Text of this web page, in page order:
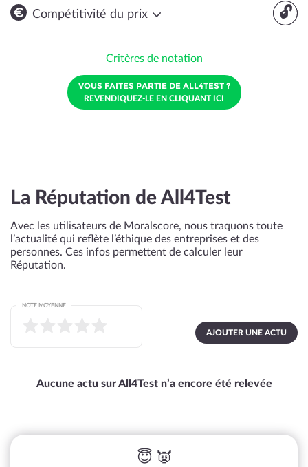
🔓
Compétitivité du prix
Critères de notation
VOUS FAITES PARTIE DE ALL4TEST ?
REVENDIQUEZ-LE EN CLIQUANT ICI
La Réputation de All4Test
Avec les utilisateurs de Moralscore, nous traquons toute
l’actualité qui reflète l’éthique des entreprises et des
personnes. Ces infos permettent de calculer leur
Réputation.
AJOUTER UNE ACTU
NOTE MOYENNE
Aucune actu sur All4Test n’a encore été relevée
😇 👿